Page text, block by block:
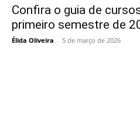
Confira o guia de
primeiro semestre de
Élida Oliveira - 5 de março de 2026